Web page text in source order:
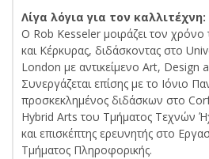
Λίγα λόγια για τον καλλιτέχνη:
Ο Rob Kesseler μοιράζει τον
και Κέρκυρας, διδάσκοντας στο
London με αντικείμενο Art, Design
Συνεργάζεται επίσης με το Ιόνιο
προσκεκλημένος διδάσκων στο
Hybrid Arts του Τμήματος Τεχνών
και επισκέπτης ερευνητής στο
Τμήματος Πληροφορικής.